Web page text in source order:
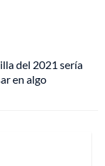
del 2021 sería
en algo